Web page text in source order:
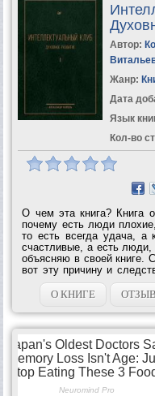
Автор:
Жанр:
Дата
Язык
Кол-во
О чем эта книга? Книга
почему есть люди
то есть всегда удача, а
счастливые, а есть
объясняю в своей книге.
вот эту причину и
всего происходящего
вообще...О КНИГЕ